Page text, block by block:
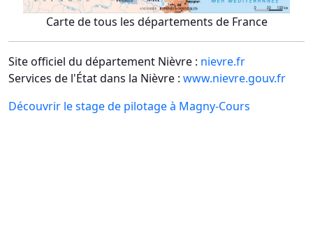
Carte de tous les départements de France
Site officiel du département Nièvre : nievre.fr
Services de l'État dans la Nièvre : www.nievre.gouv.fr
Découvrir le stage de pilotage à Magny-Cours